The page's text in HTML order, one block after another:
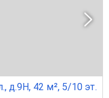
д.9Н, 42 м², 5/10 эт.